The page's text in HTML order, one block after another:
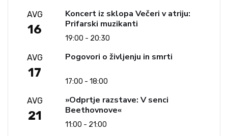
AVG
16
Koncert iz sklopa Večeri v atriju:
Prifarski muzikanti
19:00 - 20:30
AVG
17
Pogovori o življenju in smrti
17:00 - 18:00
AVG
21
»Odprtje razstave: V senci
Beethovnove«
11:00 - 21:00